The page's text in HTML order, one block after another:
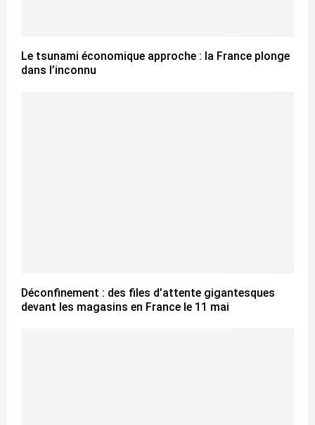
Le tsunami économique approche : la France plonge
dans l’inconnu
Déconfinement : des files d’attente gigantesques
devant les magasins en France le 11 mai